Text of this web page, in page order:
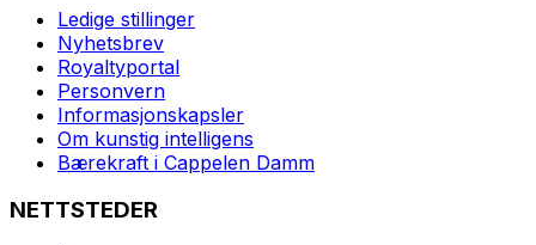
Ledige stillinger
Nyhetsbrev
Royaltyportal
Personvern
Informasjonskapsler
Om kunstig intelligens
Bærekraft i Cappelen Damm
NETTSTEDER